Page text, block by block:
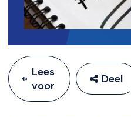
Lees
voor
Deel